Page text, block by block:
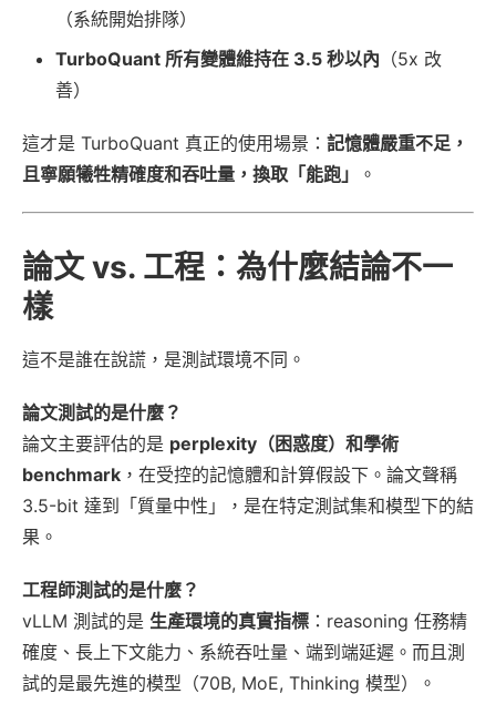
（系統開始排隊）
TurboQuant 所有變體維持在 3.5 秒以內 （5x 改
善）
這才是 TurboQuant 真正的使用場景： 記憶體嚴重不足，
且寧願犧牲精確度和吞吐量，換取「能跑」
。
論文 vs. 工程：為什麼結論不一
樣
這不是誰在說謊，是測試環境不同。
論文測試的是什麼？
論文主要評估的是 perplexity（困惑度）和學術
benchmark ，在受控的記憶體和計算假設下。論文聲稱
3.5-bit 達到「質量中性」，是在特定測試集和模型下的結
果。
工程師測試的是什麼？
vLLM 測試的是 生產環境的真實指標 ：reasoning 任務精
確度、長上下文能力、系統吞吐量、端到端延遲。而且測
試的是最先進的模型（70B, MoE, Thinking 模型）。